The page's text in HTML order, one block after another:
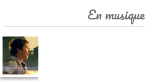
En musique